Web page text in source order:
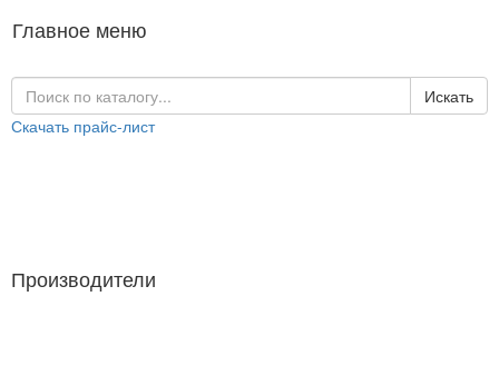
Главное меню
Искать
Скачать прайс-лист
Производители